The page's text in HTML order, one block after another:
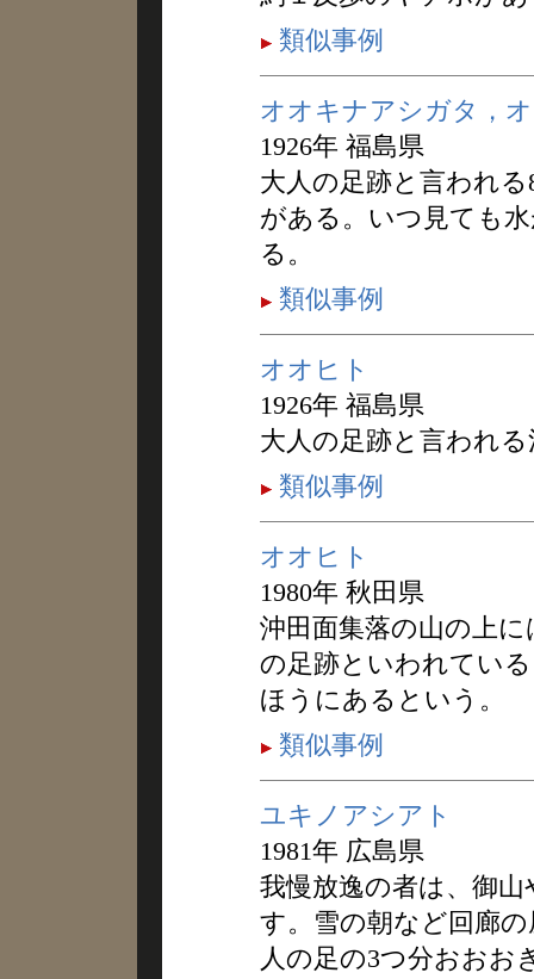
類似事例
オオキナアシガタ，
1926年 福島県
大人の足跡と言われ
がある。いつ見ても
る。
類似事例
オオヒト
1926年 福島県
大人の足跡と言われ
類似事例
オオヒト
1980年 秋田県
沖田面集落の山の上
の足跡といわれてい
ほうにあるという。
類似事例
ユキノアシアト
1981年 広島県
我慢放逸の者は、御
す。雪の朝など回廊
人の足の3つ分おおお